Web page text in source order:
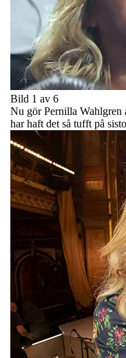
Bild 1 av 6
Nu gör Pernilla Wahlgren
har haft det så tufft på